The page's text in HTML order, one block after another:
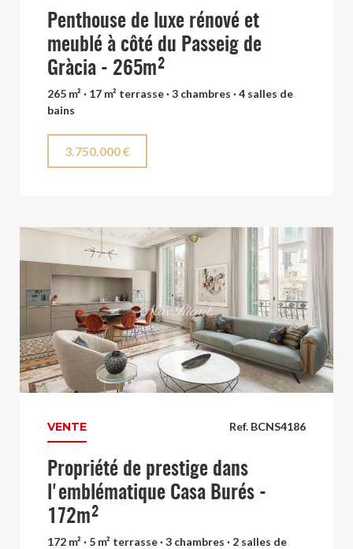
Penthouse de luxe rénové et
meublé à côté du Passeig de
Gràcia - 265m²
265 m² · 17 m² terrasse · 3 chambres · 4 salles de
bains
3.750.000 €
Ref. BCNS4186
VENTE
Propriété de prestige dans
l'emblématique Casa Burés -
172m²
172 m² · 5 m² terrasse · 3 chambres · 2 salles de